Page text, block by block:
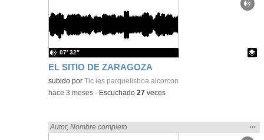
EL SITIO DE ZARAGOZA
Contenido educativo.
subido porTic ies parquelisboa alcorcon
07′ 32″
-hace 3 meses - Escuchado27 veces
Encontrado «zaragoza» en:
Autor,Nombre completo
la
…